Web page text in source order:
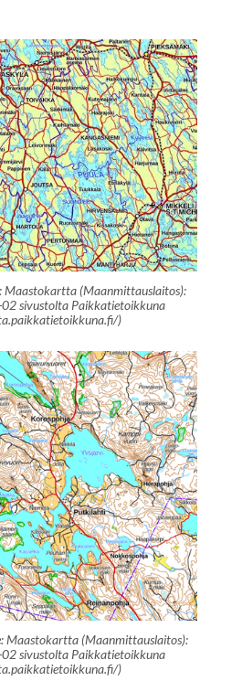
Maastokartta (Maanmittauslaitos):
sivustolta Paikkatietoikkuna
)
Maastokartta (Maanmittauslaitos):
sivustolta Paikkatietoikkuna
)